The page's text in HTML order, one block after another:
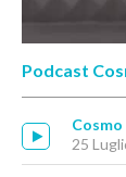
Podcast
25